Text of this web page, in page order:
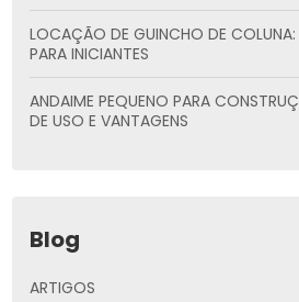
LOCAÇÃO DE GUINCHO DE COLUNA: GUIA COMPLETO
PARA INICIANTES
ANDAIME PEQUENO PARA CONSTRUÇÕES: GUIA COMPLETO
DE USO E VANTAGENS
Blog
ARTIGOS